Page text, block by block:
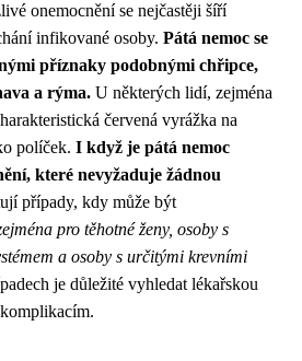
onemocnění se nejčastěji šíří
infikované osoby. Pátá nemoc se
příznaky podobnými chřipce,
a rýma. U některých lidí, zejména
červená vyrážka na
políček. I když je pátá nemoc
které nevyžaduje žádnou
případy, kdy může být
pro těhotné ženy, osoby s
a osoby s určitými krevními
je důležité vyhledat lékařskou